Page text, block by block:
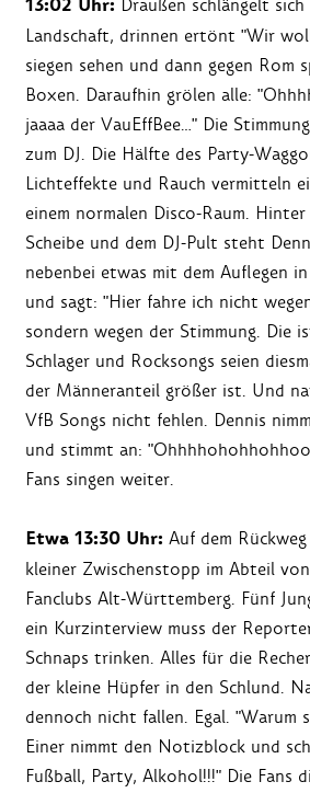
13:02 Uhr: Draußen schlängelt
Landschaft, drinnen ertönt "Wir
siegen sehen und dann gegen Rom
Boxen. Daraufhin grölen alle:
jaaaa der VauEffBee…" Die
zum DJ. Die Hälfte des Party-
Lichteffekte und Rauch vermitteln
einem normalen Disco-Raum.
Scheibe und dem DJ-Pult steht
nebenbei etwas mit dem Auflegen
und sagt: "Hier fahre ich nicht
sondern wegen der Stimmung. Die
Schlager und Rocksongs seien
der Männeranteil größer ist. Und
VfB Songs nicht fehlen. Dennis
und stimmt an:
Fans singen weiter.
Etwa 13:30 Uhr: Auf dem
kleiner Zwischenstopp im Abteil
Fanclubs Alt-Württemberg. Fünf
ein Kurzinterview muss der
Schnaps trinken. Alles für die
der kleine Hüpfer in den Schlund.
dennoch nicht fallen. Egal. "Warum
Einer nimmt den Notizblock und
Fußball, Party, Alkohol!!!" Die Fans